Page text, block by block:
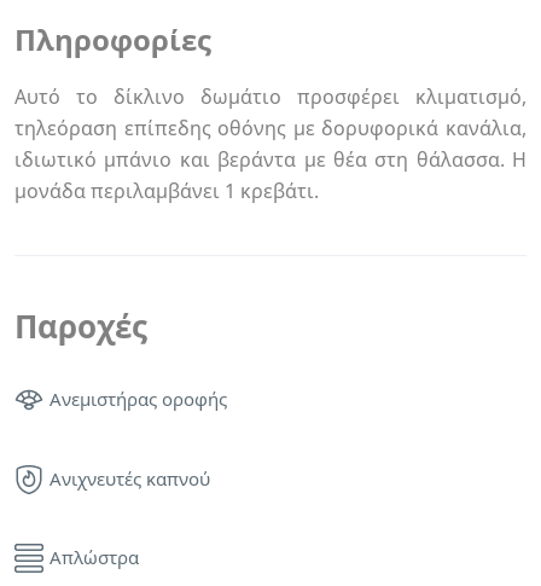
Πληροφορίες
Αυτό το δίκλινο δωμάτιο προσφέρει κλιματισμό,
τηλεόραση επίπεδης οθόνης με δορυφορικά κανάλια,
ιδιωτικό μπάνιο και βεράντα με θέα στη θάλασσα. Η
μονάδα περιλαμβάνει 1 κρεβάτι.
Παροχές
Ανεμιστήρας οροφής
Ανιχνευτές καπνού
Απλώστρα